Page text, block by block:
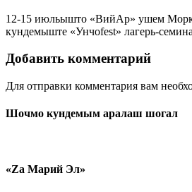
12-15 июльышто «ВийАр» ушем
кундемыште «Унчоfest» лагерь-
Добавить комментарий
Для отправки комментария вам
Шочмо кундемым аралаш шогал
«Zа Марий Эл»